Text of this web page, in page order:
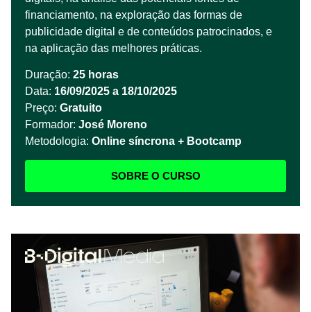
financiamento, na exploração das formas de
publicidade digital e de conteúdos patrocinados, e
na aplicação das melhores práticas.
Duração: 25 horas
Data: 16/09/2025 a 18/10/2025
Preço: Gratuito
Formador: José Moreno
Metodologia: Online síncrona + Bootcamp
SOBRE O CURSO